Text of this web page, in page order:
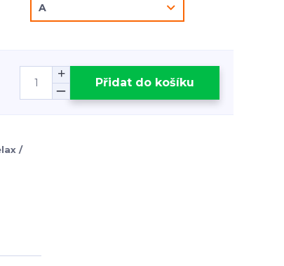
Přidat do košíku
/